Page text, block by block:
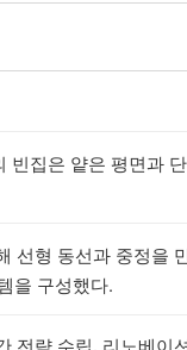
빈집은 얕은 평면과
선형 동선과 중정을
을 구성했다.